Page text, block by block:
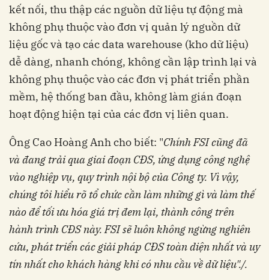
kết nối, thu thập các nguồn dữ liệu tự động mà
không phụ thuộc vào đơn vị quản lý nguồn dữ
liệu gốc và tạo các data warehouse (kho dữ liệu)
dễ dàng, nhanh chóng, không cần lập trình lại và
không phụ thuộc vào các đơn vị phát triển phần
mềm, hệ thống ban đầu, không làm gián đoạn
hoạt động hiện tại của các đơn vị liên quan.
Ông Cao Hoàng Anh cho biết: "Chính FSI cũng đã
và đang trải qua giai đoạn CĐS, ứng dụng công nghệ
vào nghiệp vụ, quy trình nội bộ của Công ty. Vì vậy,
chúng tôi hiểu rõ tổ chức cần làm những gì và làm thế
nào để tối ưu hóa giá trị đem lại, thành công trên
hành trình CĐS này. FSI sẽ luôn không ngừng nghiên
cứu, phát triển các giải pháp CĐS toàn diện nhất và uy
tín nhất cho khách hàng khi có nhu cầu về dữ liệu"./.